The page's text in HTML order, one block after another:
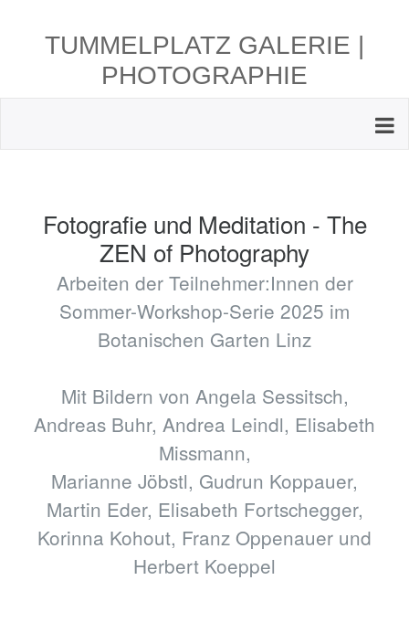
TUMMELPLATZ GALERIE |
PHOTOGRAPHIE
Fotografie und Meditation - The
ZEN of Photography
Arbeiten der Teilnehmer:Innen der
Sommer-Workshop-Serie 2025 im
Botanischen Garten Linz
Mit Bildern von Angela Sessitsch,
Andreas Buhr, Andrea Leindl, Elisabeth
Missmann,
Marianne Jöbstl, Gudrun Koppauer,
Martin Eder, Elisabeth Fortschegger,
Korinna Kohout, Franz Oppenauer und
Herbert Koeppel